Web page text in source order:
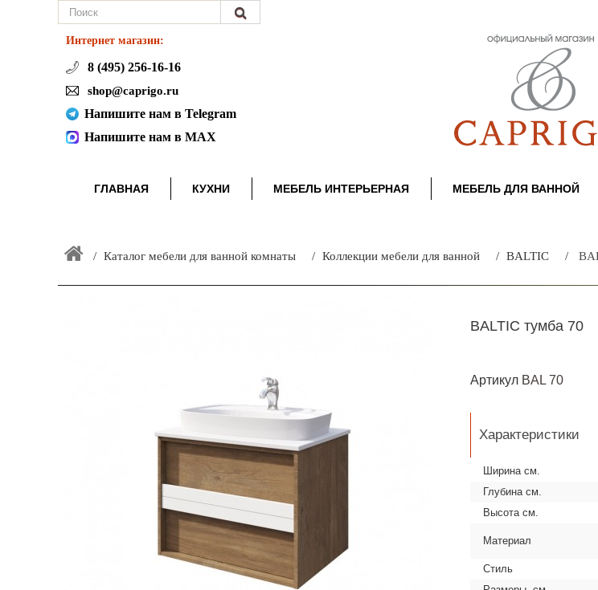
Интернет магазин:
8 (495) 256-16-16
shop@caprigo.ru
Напишите нам в Telegram
Напишите нам в MAX
ГЛАВНАЯ КУХНИ МЕБЕЛЬ ИНТЕРЬЕРНАЯ МЕБЕЛЬ ДЛЯ ВАННОЙ
Каталог мебели для ванной комнаты Коллекции мебели для ванной BALTIC
BALTIC тумба 70
Артикул BAL 70
Характеристики
Ширина см.
Глубина см.
Высота см.
Материал
Стиль